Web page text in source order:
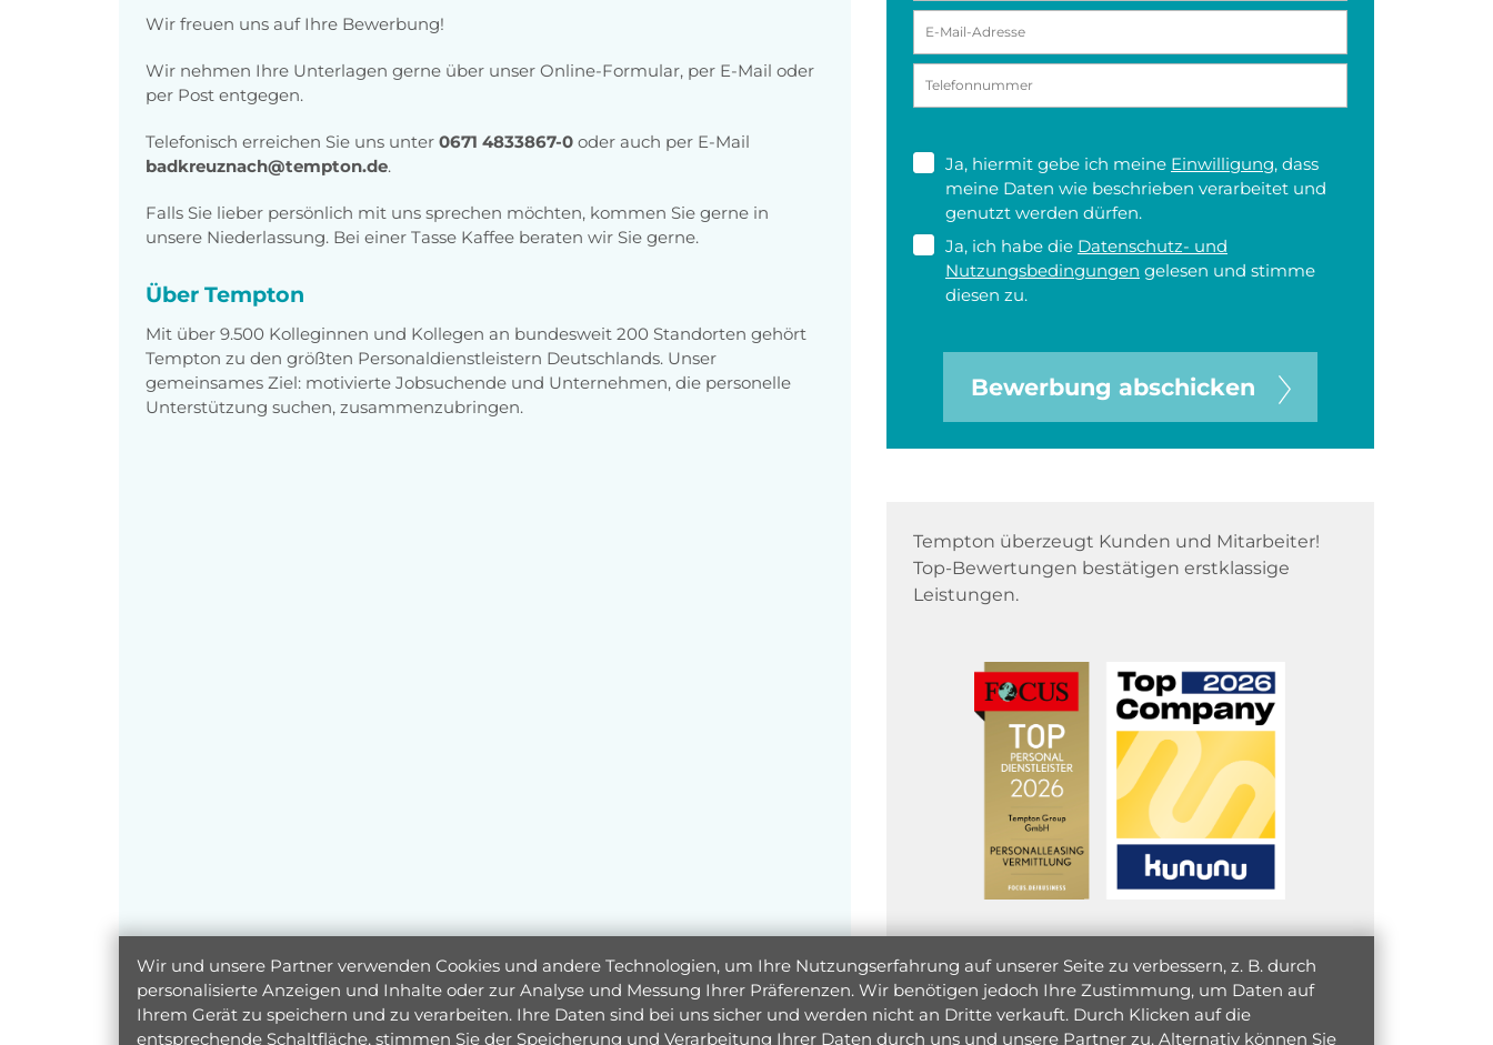
Wir freuen uns auf Ihre Bewerbung!
Wir nehmen Ihre Unterlagen gerne über unser Online-Formular, per E-Mail oder
per Post entgegen.
Telefonisch erreichen Sie uns unter 0671 4833867-0 oder auch per E-Mail
badkreuznach@tempton.de.
Falls Sie lieber persönlich mit uns sprechen möchten, kommen Sie gerne in
unsere Niederlassung. Bei einer Tasse Kaffee beraten wir Sie gerne.
Über Tempton
Mit über 9.500 Kolleginnen und Kollegen an bundesweit 200 Standorten gehört
Tempton zu den größten Personaldienstleistern Deutschlands. Unser
gemeinsames Ziel: motivierte Jobsuchende und Unternehmen, die personelle
Unterstützung suchen, zusammenzubringen.
Ja, hiermit gebe ich meine Einwilligung, dass
meine Daten wie beschrieben verarbeitet und
genutzt werden dürfen.
Ja, ich habe die Datenschutz- und
Nutzungsbedingungen gelesen und stimme
diesen zu.
Bewerbung abschicken
Tempton überzeugt Kunden und Mitarbeiter!
Top-Bewertungen bestätigen erstklassige
Leistungen.
Wir und unsere Partner verwenden Cookies und andere Technologien, um Ihre Nutzungserfahrung auf unserer Seite zu verbessern, z. B. durch
personalisierte Anzeigen und Inhalte oder zur Analyse und Messung Ihrer Präferenzen. Wir benötigen jedoch Ihre Zustimmung, um Daten auf
Ihrem Gerät zu speichern und zu verarbeiten. Ihre Daten sind bei uns sicher und werden nicht an Dritte verkauft. Durch Klicken auf die
entsprechende Schaltfläche, stimmen Sie der Speicherung und Verarbeitung Ihrer Daten durch uns und unsere Partner zu. Alternativ können Sie